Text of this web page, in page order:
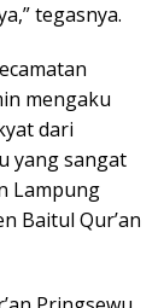
tegasnya.
mengaku
dari
yang sangat
Lampung
Baitul Qur’an